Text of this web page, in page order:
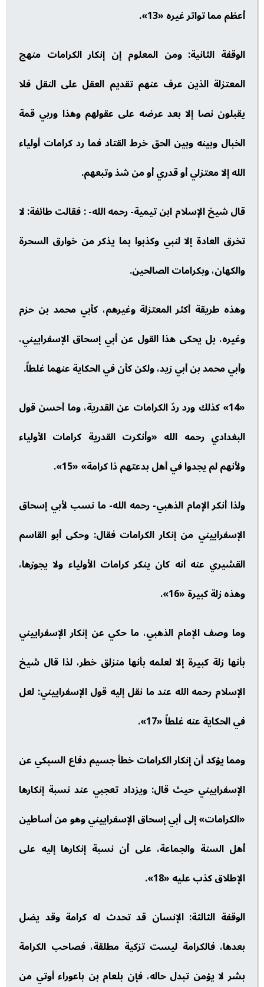
أعظم مما تواتر غيره «13».
الوقفة الثانية: ومن المعلوم إن إنكار الكرامات منهج
المعتزلة الذين عرف عنهم تقديم العقل على النقل فلا
يقبلون نصا إلا بعد عرضه على عقولهم وهذا وربي قمة
الخبال وبينه وبين الحق خرط القتاد فما رد كرامات أولياء
الله إلا معتزلي أو قدري أو من شذ وتبعهم.
قال شيخ الإسلام ابن تيمية- رحمه الله- : فقالت طائفة: لا
تخرق العادة إلا لنبي وكذبوا بما يذكر من خوارق السحرة
والكهان، وبكرامات الصالحين.
وهذه طريقة أكثر المعتزلة وغيرهم، كأبي محمد بن حزم
وغيره، بل يحكى هذا القول عن أبي إسحاق الإسفراييني،
وأبي محمد بن أبي زيد، ولكن كأن في الحكاية عنهما غلطاً.
«14» كذلك ورد ردّ الكرامات عن القدرية، وما أحسن قول
البغدادي رحمه الله «وأنكرت القدرية كرامات الأولياء
ولأنهم لم يجدوا في أهل بدعتهم ذا كرامة» «15».
ولذا أنكر الإمام الذهبي- رحمه الله- ما نسب لأبي إسحاق
الإسفراييني من إنكار الكرامات فقال: وحكى أبو القاسم
القشيري عنه أنه كان ينكر كرامات الأولياء ولا يجوزها،
وهذه زلة كبيرة «16».
وما وصف الإمام الذهبي، ما حكي عن إنكار الإسفراييني
بأنها زلة كبيرة إلا لعلمه بأنها منزلق خطر، لذا قال شيخ
الإسلام رحمه الله عند ما نقل إليه قول الإسفراييني: لعل
في الحكاية عنه غلطاً «17».
ومما يؤكد أن إنكار الكرامات خطأ جسيم دفاع السبكي عن
الإسفراييني حيث قال: ويزداد تعجبي عند نسبة إنكارها
«الكرامات» إلى أبي إسحاق الإسفراييني وهو من أساطين
أهل السنة والجماعة، على أن نسبة إنكارها إليه على
الإطلاق كذب عليه «18».
الوقفة الثالثة: الإنسان قد تحدث له كرامة وقد يضل
بعدها، فالكرامة ليست تزكية مطلقة، فصاحب الكرامة
بشر لا يؤمن تبدل حاله، فإن بلعام بن باعوراء أوتي من